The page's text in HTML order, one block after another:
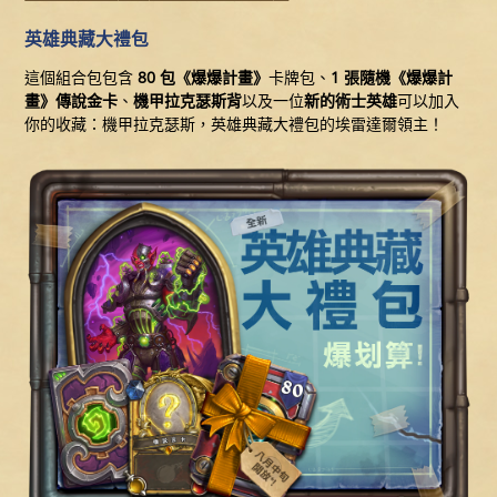
英雄典藏大禮包
這個組合包包含 80 包《爆爆計畫》卡牌包、 1 張隨機《爆爆計
畫》傳說金卡 、機甲拉克瑟斯背以及一位新的術士英雄可以加入
你的收藏：機甲拉克瑟斯，英雄典藏大禮包的埃雷達爾領主！